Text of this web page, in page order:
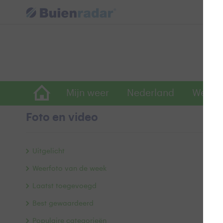
Mijn weer Nederland
Foto en video
Uitgelicht
Weerfoto van de week
Laatst toegevoegd
Best gewaardeerd
Populaire categorieën